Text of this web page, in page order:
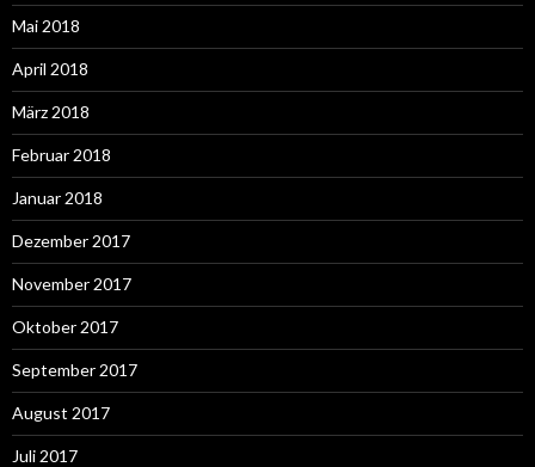
Mai 2018
April 2018
März 2018
Februar 2018
Januar 2018
Dezember 2017
November 2017
Oktober 2017
September 2017
August 2017
Juli 2017